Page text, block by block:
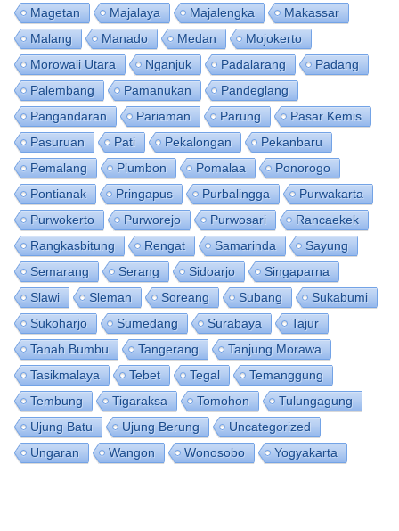
Magetan
Majalaya Majalengka
Makassar
Malang
Manado Medan
Mojokerto
Morowali Utara
Nganjuk Padalarang
Padang
Palembang
Pamanukan
Pandeglang
Pangandaran
Pariaman Parung
Pasar Kemis
Pasuruan
Pati Pekalongan
Pekanbaru
Pemalang
Plumbon Pomalaa
Ponorogo
Pontianak
Pringapus Purbalingga
Purwakarta
Purwokerto
Purworejo Purwosari
Rancaekek
Rangkasbitung
Rengat Samarinda
Sayung
Semarang
Serang Sidoarjo
Singaparna
Slawi
Sleman Soreang Subang
Sukabumi
Sukoharjo
Sumedang Surabaya
Tajur
Tanah Bumbu
Tangerang
Tanjung Morawa
Tasikmalaya
Tebet Tegal
Temanggung
Tembung
Tigaraksa Tomohon
Tulungagung
Ujung Batu
Ujung Berung
Uncategorized
Ungaran
Wangon Wonosobo Yogyakarta